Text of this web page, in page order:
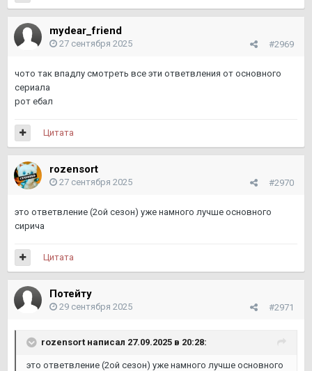
mydear_friend
#2969
27 сентября 2025
чото так впадлу смотреть все эти ответвления от основного
сериала
рот ебал
Цитата
rozensort
#2970
27 сентября 2025
это ответвление (2ой сезон) уже намного лучше основного
сирича
Цитата
Потейту
#2971
29 сентября 2025
rozensort написал 27.09.2025 в 20:28:
это ответвление (2ой сезон) уже намного лучше основного